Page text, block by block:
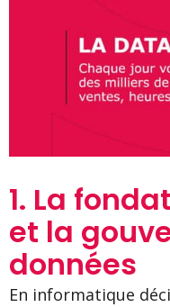
1. La
et la
données
En informatique